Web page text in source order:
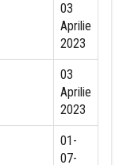
03
Aprilie
2023
03
Aprilie
2023
01-
07-